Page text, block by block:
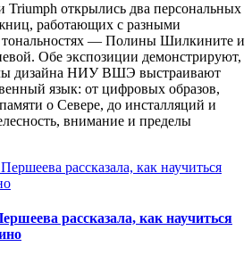
Triumph открылись два персональных
работающих с разными
— Полины Шилкините и
Обе экспозиции демонстрируют,
дизайна НИУ ВШЭ выстраивают
язык: от цифровых образов,
о Севере, до инсталляций и
внимание и пределы
рассказала, как научиться